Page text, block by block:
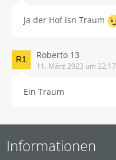
Ja der Hof isn Traum
Roberto 13
11. März 2023 um 22:17
Ein Traum
Informationen